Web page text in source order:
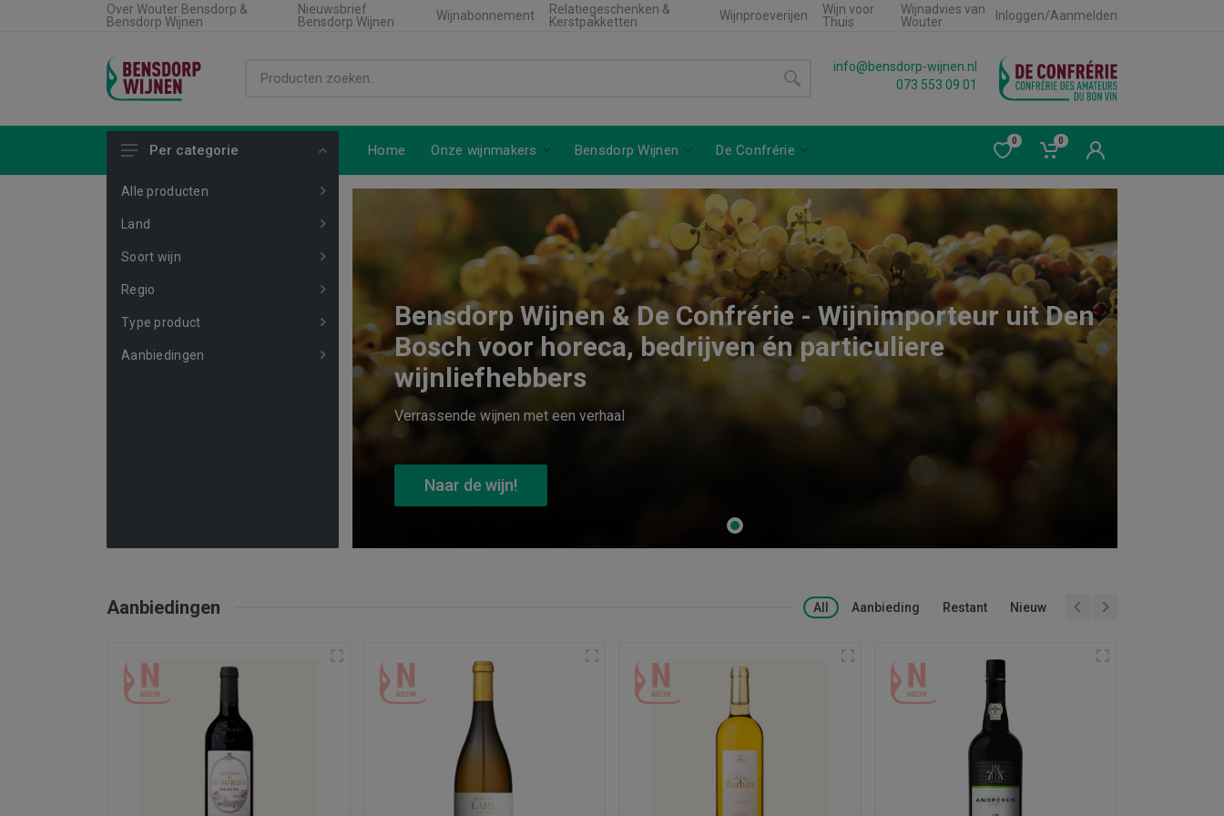
Over Wouter Bensdorp &
Bensdorp Wijnen
Nieuwsbrief
Bensdorp Wijnen
Wijnabonnement
Relatiegeschenken &
Kerstpakketten
Wijnproeverijen
Wijn voor
Thuis
Wijnadvies van
Wouter
Inloggen/Aanmelden
info@bensdorp-wijnen.nl
073 553 09 01
Alle producten
Land
Soort wijn
Regio
Type product
Aanbiedingen
Per categorie Home Onze wijnmakers Bensdorp Wijnen De Confrérie
0 0
Bensdorp Wijnen & De Confrérie - Wijnimporteur uit Den
Bosch voor horeca, bedrijven én particuliere
wijnliefhebbers
Verrassende wijnen met een verhaal
Naar de wijn!
Aanbiedingen All Aanbieding Restant Nieuw